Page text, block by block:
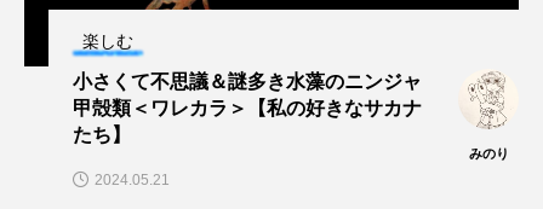
名古屋港水族館
四万十川 四万十川学遊館あきついお 四国
楽しむ
小さくて不思議＆謎多き水藻のニンジャ
甲殻類＜ワレカラ＞【私の好きなサカナ
たち】
みのり
2024.05.21